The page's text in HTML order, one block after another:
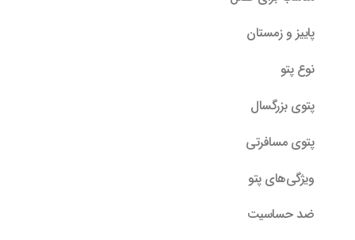
پاییز و زمستان
نوع پتو
پتوی بزرگسال
پتوی مسافرتی
ویژگی‌های پتو
ضد حساسیت